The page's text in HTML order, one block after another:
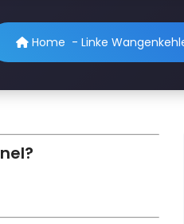
Home - Linke